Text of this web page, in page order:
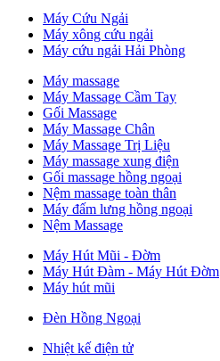
Máy Cứu Ngải
Máy xông cứu ngải
Máy cứu ngải Hải Phòng
Máy massage
Máy Massage Cầm Tay
Gối Massage
Máy Massage Chân
Máy Massage Trị Liệu
Máy massage xung điện
Gối massage hồng ngoại
Nệm massage toàn thân
Máy đấm lưng hồng ngoại
Nệm Massage
Máy Hút Mũi - Đờm
Máy Hút Đàm - Máy Hút Đờm
Máy hút mũi
Đèn Hồng Ngoại
Nhiệt kế điện tử